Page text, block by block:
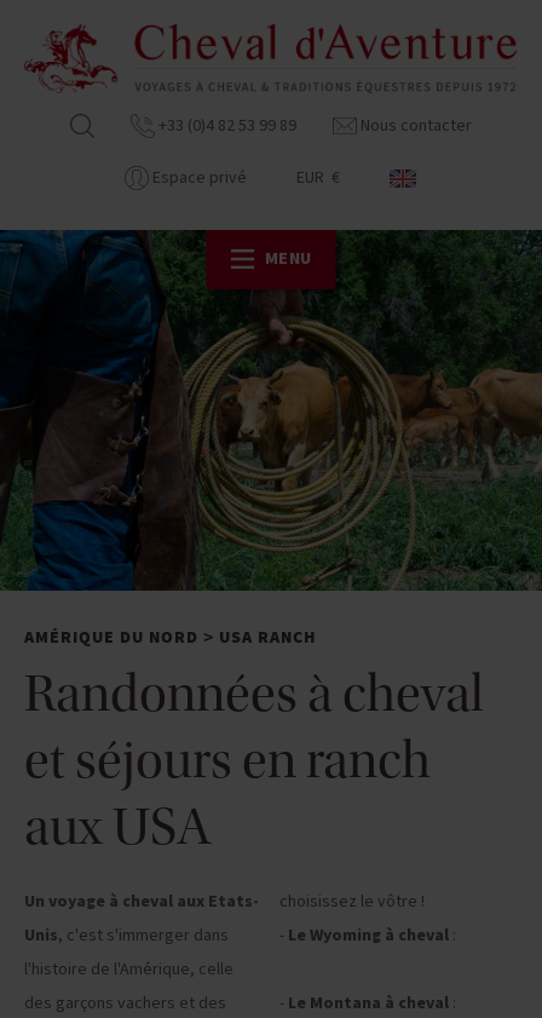
+33 (0)4 82 53 99 89 Nous contacter
Espace privé EUR €
MENU
AMÉRIQUE DU NORD > USA RANCH
Randonnées à cheval
et séjours en ranch
aux USA
Un voyage à cheval aux Etats-
Unis, c'est s'immerger dans
l'histoire de l'Amérique, celle
des garçons vachers et des
choisissez le vôtre !
- Le Wyoming à cheval :
- Le Montana à cheval :